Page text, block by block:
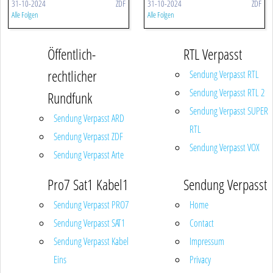
31-10-2024 ZDF
Alle Folgen
31-10-2024 ZDF
Alle Folgen
Öffentlich-
rechtlicher
Rundfunk
Sendung Verpasst ARD
Sendung Verpasst ZDF
Sendung Verpasst Arte
RTL Verpasst
Sendung Verpasst RTL
Sendung Verpasst RTL 2
Sendung Verpasst SUPER
RTL
Sendung Verpasst VOX
Pro7 Sat1 Kabel1
Sendung Verpasst PRO7
Sendung Verpasst SAT1
Sendung Verpasst Kabel
Eins
Sendung Verpasst
Home
Contact
Impressum
Privacy